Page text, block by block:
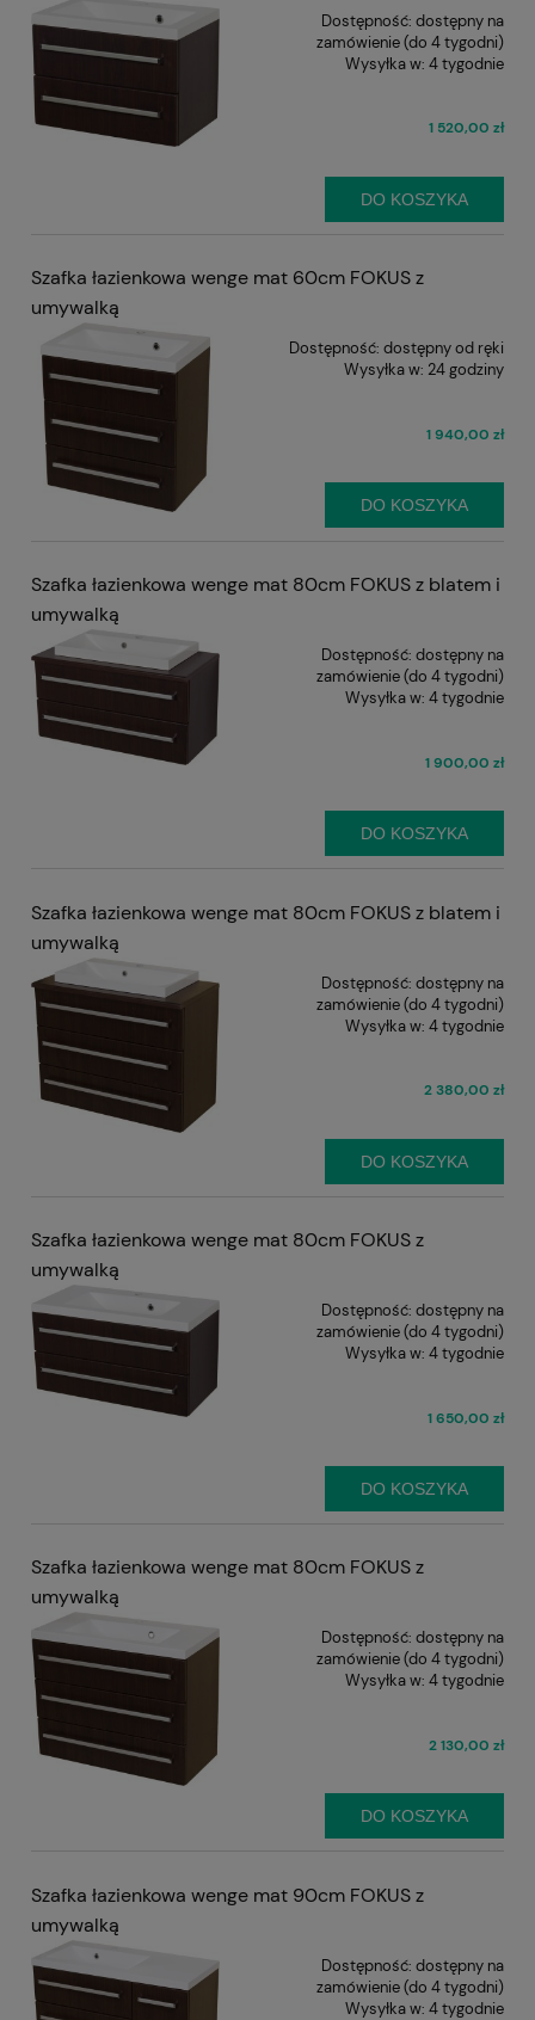
Dostępność: dostępny na
zamówienie (do 4 tygodni)
Wysyłka w: 4 tygodnie
1 520,00 zł
DO KOSZYKA
Szafka łazienkowa wenge mat 60cm FOKUS z
umywalką
Dostępność: dostępny od ręki
Wysyłka w: 24 godziny
1 940,00 zł
DO KOSZYKA
Szafka łazienkowa wenge mat 80cm FOKUS z blatem i
umywalką
Dostępność: dostępny na
zamówienie (do 4 tygodni)
Wysyłka w: 4 tygodnie
1 900,00 zł
DO KOSZYKA
Szafka łazienkowa wenge mat 80cm FOKUS z blatem i
umywalką
Dostępność: dostępny na
zamówienie (do 4 tygodni)
Wysyłka w: 4 tygodnie
2 380,00 zł
DO KOSZYKA
Szafka łazienkowa wenge mat 80cm FOKUS z
umywalką
Dostępność: dostępny na
zamówienie (do 4 tygodni)
Wysyłka w: 4 tygodnie
1 650,00 zł
DO KOSZYKA
Szafka łazienkowa wenge mat 80cm FOKUS z
umywalką
Dostępność: dostępny na
zamówienie (do 4 tygodni)
Wysyłka w: 4 tygodnie
2 130,00 zł
DO KOSZYKA
Szafka łazienkowa wenge mat 90cm FOKUS z
umywalką
Dostępność: dostępny na
zamówienie (do 4 tygodni)
Wysyłka w: 4 tygodnie